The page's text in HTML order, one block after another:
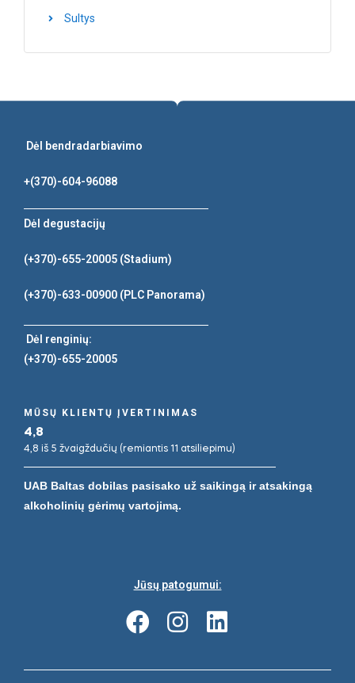
Sultys
Dėl bendradarbiavimo
+(370)-604-96088
Dėl degustacijų
(+370)-655-20005 (Stadium)
(+370)-633-00900 (PLC Panorama)
Dėl renginių:
(+370)-655-20005
MŪSŲ KLIENTŲ ĮVERTINIMAS
4,8
4,8 iš 5 žvaigždučių (remiantis 11 atsiliepimu)
UAB Baltas dobilas pasisako už saikingą ir atsakingą
alkoholinių gėrimų vartojimą.
Jūsų patogumui: